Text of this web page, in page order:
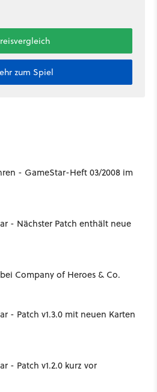
zum Spiel
- GameStar-Heft 03/2008 im
- Nächster Patch enthält neue
Company of Heroes & Co.
- Patch v1.3.0 mit neuen Karten
- Patch v1.2.0 kurz vor